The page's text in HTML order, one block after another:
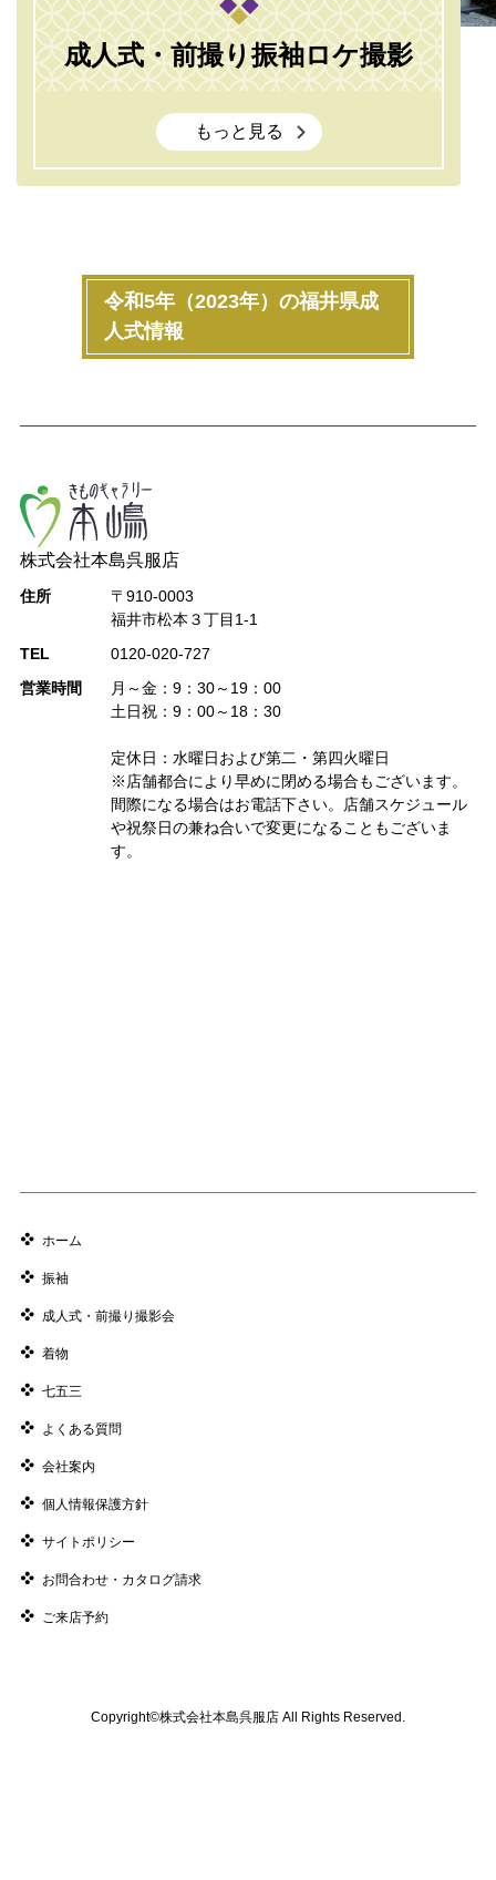
成人式・前撮り振袖ロケ撮影
もっと見る
令和5年（2023年）の福井県成
人式情報
株式会社本島呉服店
住所
〒910-0003
福井市松本３丁目1-1
TEL
0120-020-727
営業時間
月～金：9：30～19：00
土日祝：9：00～18：30
定休日：水曜日および第二・第四火曜日
※店舗都合により早めに閉める場合もございます。
間際になる場合はお電話下さい。店舗スケジュール
や祝祭日の兼ね合いで変更になることもございま
す。
ホーム
振袖
成人式・前撮り撮影会
着物
七五三
よくある質問
会社案内
個人情報保護方針
サイトポリシー
お問合わせ・カタログ請求
ご来店予約
Copyright©株式会社本島呉服店 All Rights Reserved.